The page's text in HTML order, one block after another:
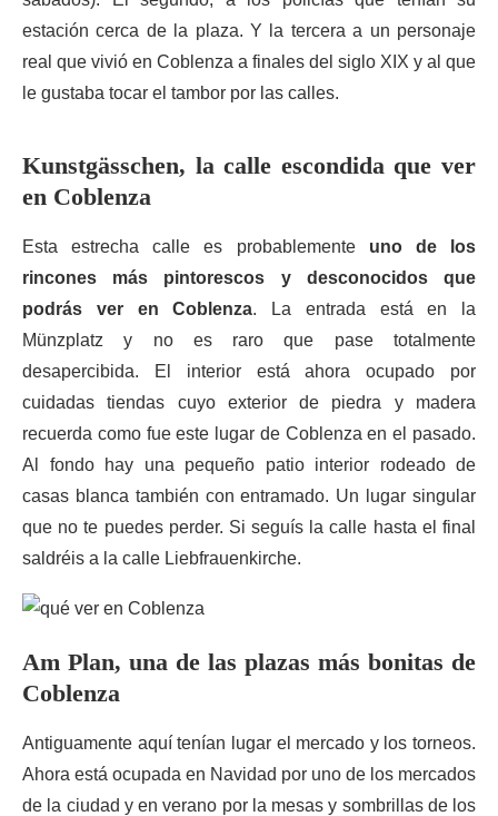
estación cerca de la plaza. Y la tercera a un personaje
real que vivió en Coblenza a finales del siglo XIX y al que
le gustaba tocar el tambor por las calles.
Kunstgässchen, la calle escondida que ver
en Coblenza
Esta estrecha calle es probablemente uno de los
rincones más pintorescos y desconocidos que
podrás ver en Coblenza. La entrada está en la
Münzplatz y no es raro que pase totalmente
desapercibida. El interior está ahora ocupado por
cuidadas tiendas cuyo exterior de piedra y madera
recuerda como fue este lugar de Coblenza en el pasado.
Al fondo hay una pequeño patio interior rodeado de
casas blanca también con entramado. Un lugar singular
que no te puedes perder. Si seguís la calle hasta el final
saldréis a la calle Liebfrauenkirche.
Am Plan, una de las plazas más bonitas de
Coblenza
Antiguamente aquí tenían lugar el mercado y los torneos.
Ahora está ocupada en Navidad por uno de los mercados
de la ciudad y en verano por la mesas y sombrillas de los